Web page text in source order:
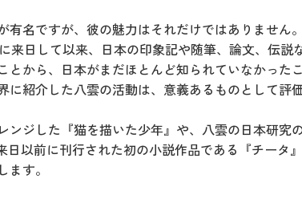
名ですが、彼の魅力はそれだけではありません。
来日して以来、日本の印象記や随筆、論文、伝説
とから、日本がまだほとんど知られていなかったこ
に紹介した八雲の活動は、意義あるものとして評
ンジした『猫を描いた少年』や、八雲の日本研究
日以前に刊行された初の小説作品である『チータ
す。